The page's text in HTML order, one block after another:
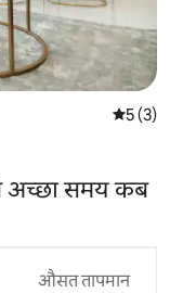
औसत रेटिंग
5 (3)
अच्छा समय कब
औसत तापमान